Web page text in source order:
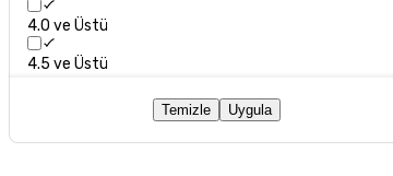
4.0 ve Üstü
4.5 ve Üstü
Temizle Uygula